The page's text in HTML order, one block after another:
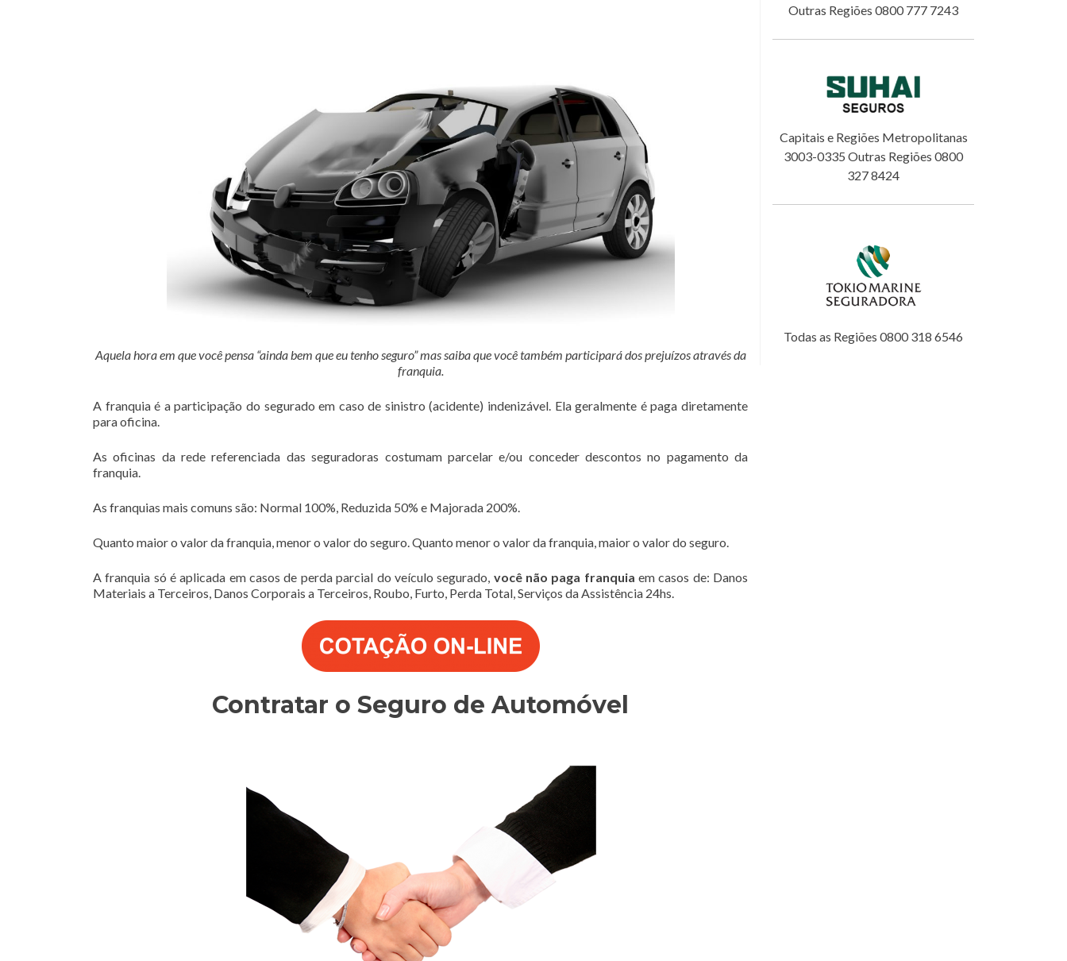
Aquela hora em que você pensa “ainda bem que eu tenho seguro” mas saiba que você também participará dos prejuízos através da
franquia.
A franquia é a participação do segurado em caso de sinistro (acidente) indenizável. Ela geralmente é paga diretamente
para oficina.
As oficinas da rede referenciada das seguradoras costumam parcelar e/ou conceder descontos no pagamento da
franquia.
As franquias mais comuns são: Normal 100%, Reduzida 50% e Majorada 200%.
Quanto maior o valor da franquia, menor o valor do seguro. Quanto menor o valor da franquia, maior o valor do seguro.
A franquia só é aplicada em casos de perda parcial do veículo segurado, você não paga franquia em casos de: Danos
Materiais a Terceiros, Danos Corporais a Terceiros, Roubo, Furto, Perda Total, Serviços da Assistência 24hs.
Contratar o Seguro de Automóvel
Outras Regiões 0800 777 7243
Capitais e Regiões Metropolitanas
3003-0335 Outras Regiões 0800
327 8424
Todas as Regiões 0800 318 6546